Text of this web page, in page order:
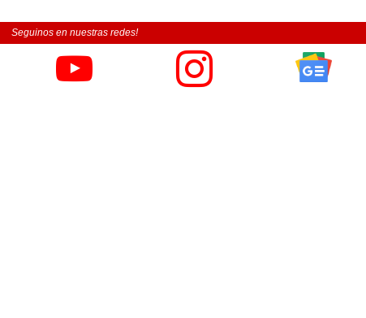
Seguinos en nuestras redes!